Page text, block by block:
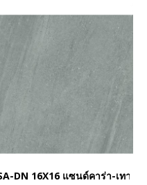
DN 16X16 แซนด์คาร่า-เทา